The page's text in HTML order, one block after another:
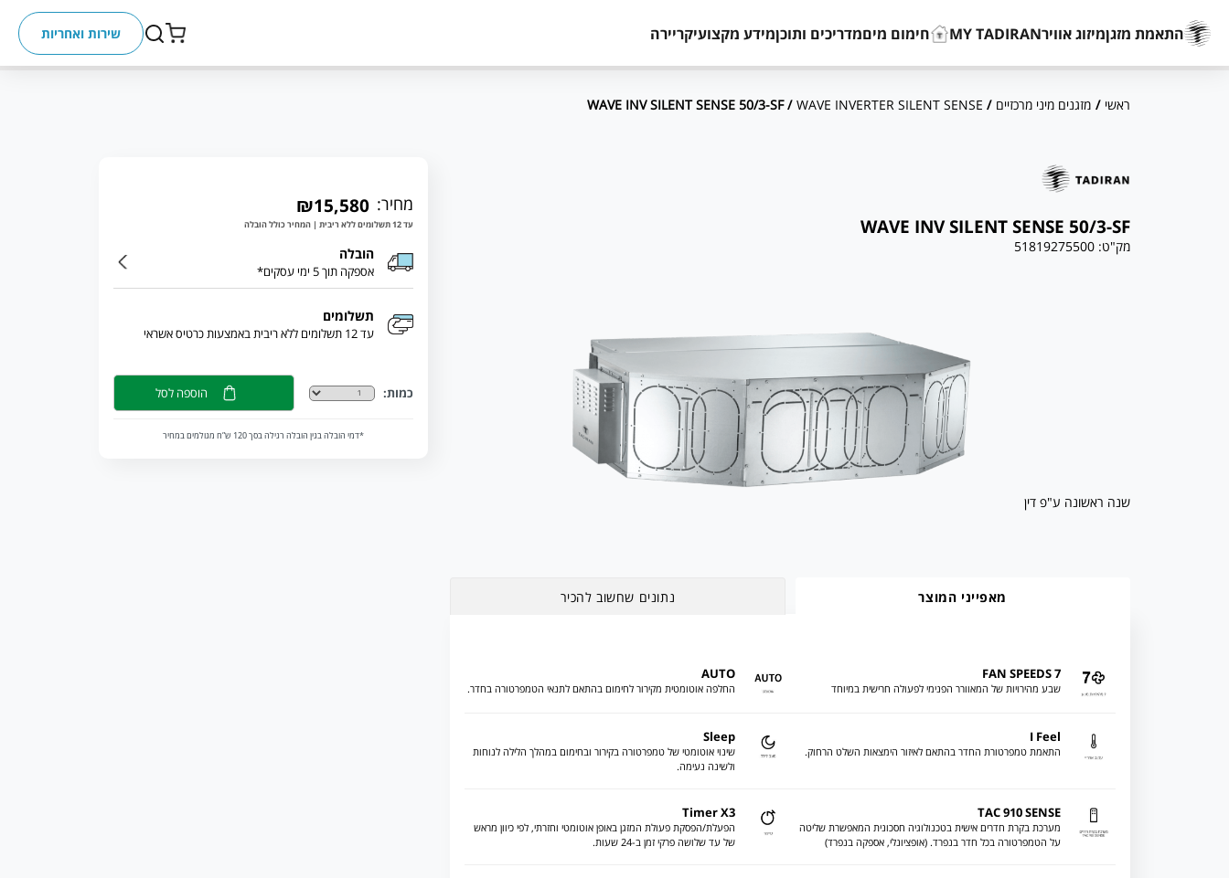
התאמת מזגןמיזוג אווירMY TADIRAN חימום מיםמדריכים ותוכןמידע מקצועיקריירה שירות ואחריות
ראשי / מזגנים מיני מרכזיים /
WAVE INVERTER SILENT SENSE
/ WAVE INV SILENT SENSE 50/3-SF
WAVE INV SILENT SENSE 50/3-SF
מק"ט:51819275500
שנה ראשונה ע"פ דין
מאפייני המוצר נתונים שחשוב להכיר
7 FAN SPEEDS
שבע מהירויות של המאוורר הפנימי לפעולה חרישית במיוחד
AUTO
החלפה אוטומטית מקירור לחימום בהתאם לתנאי הטמפרטורה בחדר.
I Feel
התאמת טמפרטורת החדר בהתאם לאיזור הימצאות השלט הרחוק.
Sleep
שינוי אוטומטי של טמפרטורה בקירור ובחימום במהלך הלילה לנוחות
ולשינה נעימה.
TAC 910 SENSE
מערכת בקרת חדרים אישית בטכנולוגיה חסכונית המאפשרת שליטה
על הטמפרטורה בכל חדר בנפרד. (אופציונלי, אספקה בנפרד)
Timer X3
הפעלת/הפסקת פעולת המזגן באופן אוטומטי וחזרתי, לפי כיוון מראש
של עד שלושה פרקי זמן ב-24 שעות.
מחיר: ₪15,580
עד 12 תשלומים ללא ריבית | המחיר כולל הובלה
הובלה
אספקה תוך 5 ימי עסקים*
תשלומים
עד 12 תשלומים ללא ריבית באמצעות כרטיס אשראי
כמות: הוספה לסל
*דמי הובלה בגין הובלה רגילה בסך 120 ש”ח מגולמים במחיר